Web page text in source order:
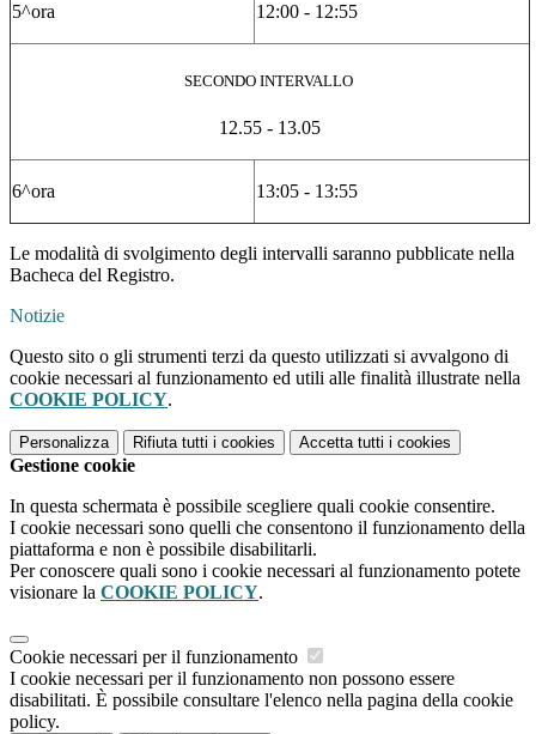
5^ora 12:00 - 12:55
SECONDO INTERVALLO
12.55 - 13.05
6^ora 13:05 - 13:55
Le modalità di svolgimento degli intervalli saranno pubblicate nella
Bacheca del Registro.
Notizie
Questo sito o gli strumenti terzi da questo utilizzati si avvalgono di
cookie necessari al funzionamento ed utili alle finalità illustrate nella
COOKIE POLICY.
Personalizza Rifiuta tutti i cookies Accetta tutti i cookies
Gestione cookie
In questa schermata è possibile scegliere quali cookie consentire.
I cookie necessari sono quelli che consentono il funzionamento della
piattaforma e non è possibile disabilitarli.
Per conoscere quali sono i cookie necessari al funzionamento potete
visionare la COOKIE POLICY.
Cookie necessari per il funzionamento
I cookie necessari per il funzionamento non possono essere
disabilitati. È possibile consultare l'elenco nella pagina della cookie
policy.